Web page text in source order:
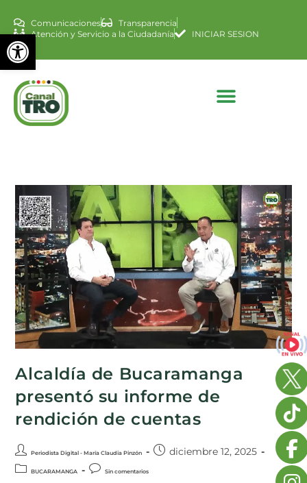
Abrir barra de
Comunicaciones
Transparencia
Atención y Servicio a la Ciudadanía
INICIAR SESION
Alcaldía de Bucaramanga
presentó su informe de
rendición de cuentas
Periodista Digital - María Claudia Pinzón diciembre 12, 2025
BUCARAMANGA Sin comentarios